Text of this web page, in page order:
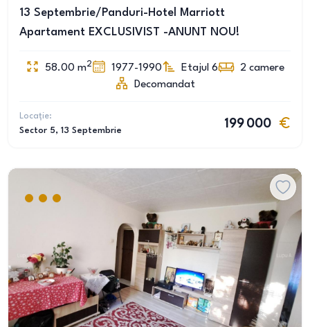
13 Septembrie/Panduri-Hotel Marriott
Apartament EXCLUSIVIST -ANUNT NOU!
58.00 m2 1977-1990 Etajul 6 2 camere
Decomandat
Locație:
Sector 5, 13 Septembrie
199 000